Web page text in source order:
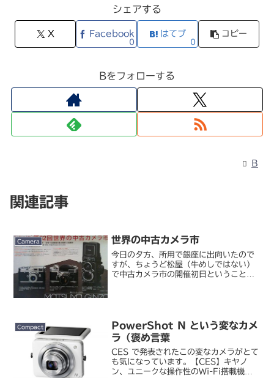
シェアする
X Facebook
0
はてブ
0
コピー
Bをフォローする
B
関連記事
Camera 世界の中古カメラ市
今日の夕方、所用で銀座に出向いたので
すが、ちょうど松屋（牛めしではない）
で中古カメラ市の開催初日ということ
Compact
PowerShot N という変なカメ
ラ（褒め言葉
CES で発表されたこの変なカメラがとて
も気になっています。【CES】キヤノ
ン、ユニークな操作性のWi-Fi搭載機